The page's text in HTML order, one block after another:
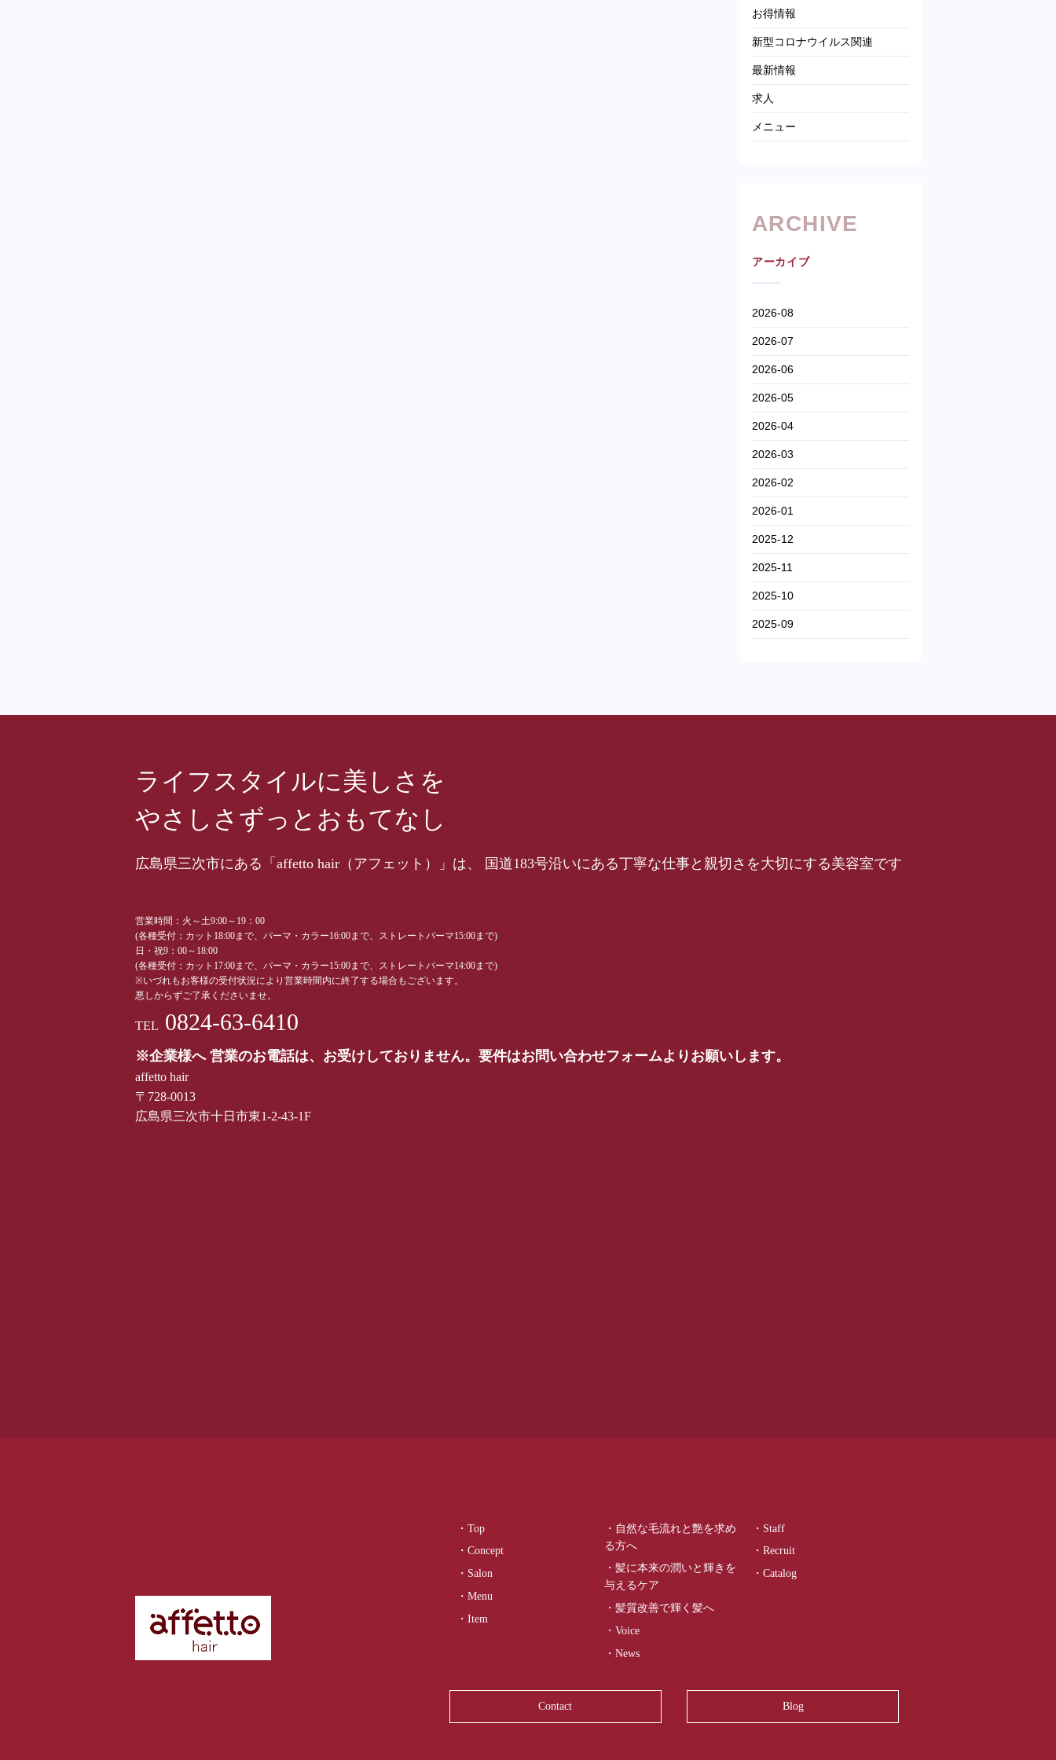
お得情報
新型コロナウイルス関連
最新情報
求人
メニュー
ARCHIVE
アーカイブ
2026-08
2026-07
2026-06
2026-05
2026-04
2026-03
2026-02
2026-01
2025-12
2025-11
2025-10
2025-09
ライフスタイルに美しさを
やさしさずっとおもてなし
広島県三次市にある「affetto hair（アフェット）」は、 国道183号沿いにある丁寧な仕事と親切さを大切にする美容室です
営業時間：火～土9:00～19：00
(各種受付：カット18:00まで、パーマ・カラー16:00まで、ストレートパーマ15:00まで)
日・祝9：00～18:00
(各種受付：カット17:00まで、パーマ・カラー15:00まで、ストレートパーマ14:00まで)
※いづれもお客様の受付状況により営業時間内に終了する場合もございます。
悪しからずご了承くださいませ。
TEL 0824-63-6410
※企業様へ 営業のお電話は、お受けしておりません。要件はお問い合わせフォームよりお願いします。
affetto hair
〒728-0013
広島県三次市十日市東1-2-43-1F
・Top
・Concept
・Salon
・Menu
・Item
・自然な毛流れと艶を求め
る方へ
・髪に本来の潤いと輝きを
与えるケア
・髪質改善で輝く髪へ
・Voice
・News
・Staff
・Recruit
・Catalog
Contact Blog